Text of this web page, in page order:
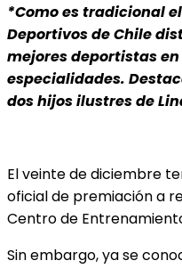
*Como es tradicional
Deportivos de Chile
mejores deportistas
especialidades.
dos hijos ilustres de
El veinte de diciembre
oficial de premiación a
Centrode
Sin embargo, ya se